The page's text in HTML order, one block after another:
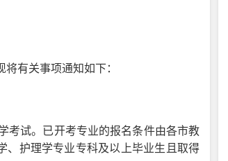
有关事项通知如下：
试。已开考专业的报名条件由各市教
、护理学专业专科及以上毕业生且取得